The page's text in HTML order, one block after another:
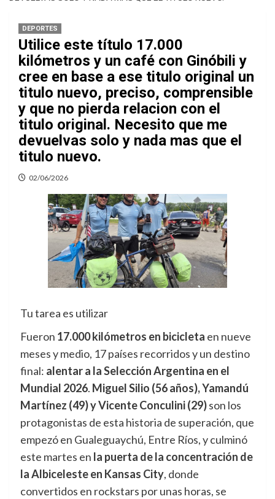
DEPORTES
Utilice este título 17.000
kilómetros y un café con Ginóbili y
cree en base a ese titulo original un
titulo nuevo, preciso, comprensible
y que no pierda relacion con el
titulo original. Necesito que me
devuelvas solo y nada mas que el
titulo nuevo.
02/06/2026
Tu tarea es utilizar
Fueron 17.000 kilómetros en bicicleta en nueve
meses y medio, 17 países recorridos y un destino
final: alentar a la Selección Argentina en el
Mundial 2026. Miguel Silio (56 años), Yamandú
Martínez (49) y Vicente Conculini (29)son los
protagonistas de esta historia de superación, que
empezó en Gualeguaychú, Entre Ríos, y culminó
este martes en la puerta de la concentración de
la Albiceleste en Kansas City, donde
convertidos en rockstars por unas horas, se